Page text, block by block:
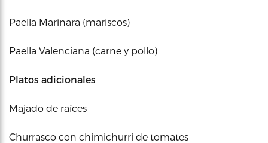
Paella Marinara (mariscos)
Paella Valenciana (carne y pollo)
Platos adicionales
Majado de raíces
Churrasco con chimichurri de tomates